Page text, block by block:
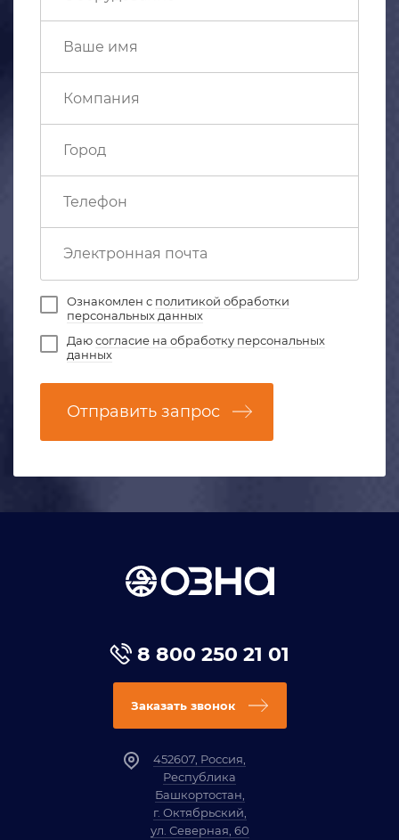
Ознакомлен с политикой обработки
персональных данных
Даюсогласие на обработку персональных
данных
Отправить запрос
8 800 250 21 01
Заказать звонок
452607, Россия,
Республика
Башкортостан,
г. Октябрьский,
ул. Северная, 60